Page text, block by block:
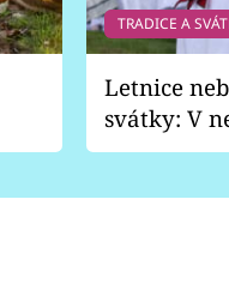
TRADICE A
Letnice
svátky: V
pondělí